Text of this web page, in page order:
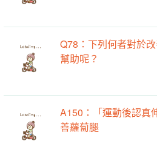
Q78：下列何者對於
幫助呢？
A150：「運動後認真
善蘿蔔腿